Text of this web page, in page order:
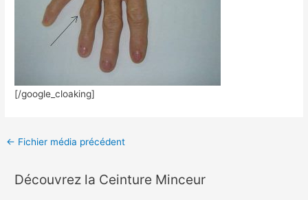
[/google_cloaking]
← Fichier média précédent
Découvrez la Ceinture Minceur